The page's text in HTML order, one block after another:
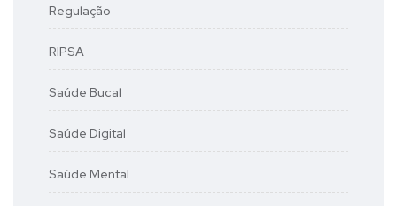
Regulação
RIPSA
Saúde Bucal
Saúde Digital
Saúde Mental